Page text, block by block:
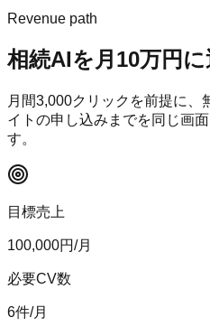
Revenue path
相続AIを月10万円
月間3,000クリックを前提に、
イトの申し込みまでを同じ画
す。
目標売上
100,000円/月
必要CV数
6件/月